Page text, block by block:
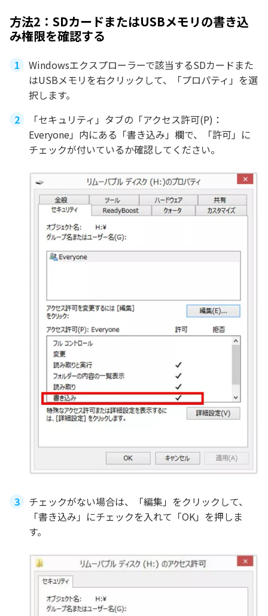
方法2：SDカードまたはUSBメモリの書き込
み権限を確認する
Windowsエクスプローラーで該当するSDカードまた
はUSBメモリを右クリックして、「プロパティ」を選
択します。
「セキュリティ」タブの「アクセス許可(P)：
Everyone」内にある「書き込み」欄で、「許可」に
チェックが付いているか確認してください。
チェックがない場合は、「編集」をクリックして、
「書き込み」にチェックを入れて「OK」を押しま
す。